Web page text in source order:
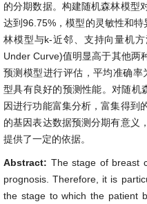
的分期数据。构建随机森林模型
达到96.75%，模型的灵敏性和
林模型与k-近邻、支持向量机
Under Curve)值明显高于其他两
预测模型进行评估，平均准确
型具有良好的预测性能。对随机
因进行功能富集分析，富集得到
的基因表达数据预测分期有意义
提供了一定的依据。
Abstract: The stage of breast
prognosis. Therefore, it is
the stage to which the patient